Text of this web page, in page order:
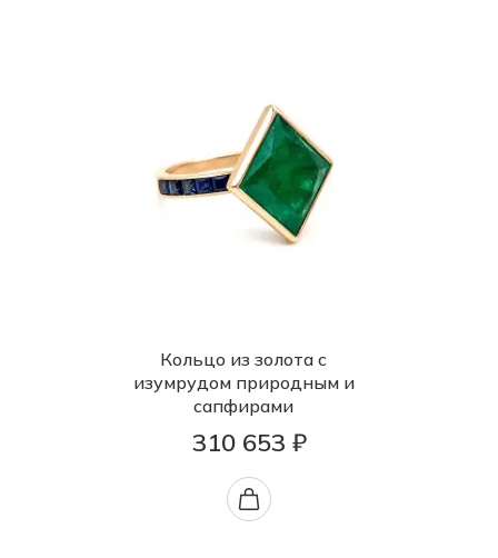
Кольцо из золота с
изумрудом природным и
сапфирами
310 653 ₽